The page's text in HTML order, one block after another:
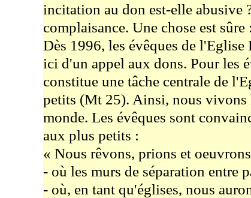
incitation au don est-elle abusive
complaisance. Une chose est
Dès 1996, les évêques de
ici d'un appel aux dons. Pour les
constitue une tâche centrale de
petits (Mt 25). Ainsi, nous vivons
monde. Les évêques sont
aux plus petits :
« Nous rêvons, prions et
- où les murs de séparation entre
- où, en tant qu'églises, nous